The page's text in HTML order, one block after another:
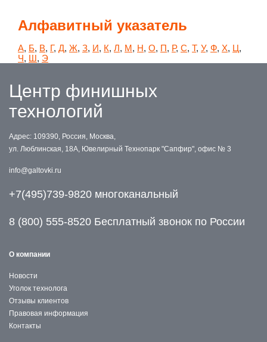
Алфавитный указатель
А, Б, В, Г, Д, Ж, З, И, К, Л, М, Н, О, П, Р, С, Т, У, Ф, Х, Ц,
Ч, Ш, Э
Центр финишных
технологий
Адрес: 109390, Россия, Москва,
ул. Люблинская, 18А, Ювелирный Технопарк "Сапфир", офис № 3
info@galtovki.ru
+7(495)739-9820 многоканальный
8 (800) 555-8520 Бесплатный звонок по России
О компании
Новости
Уголок технолога
Отзывы клиентов
Правовая информация
Контакты